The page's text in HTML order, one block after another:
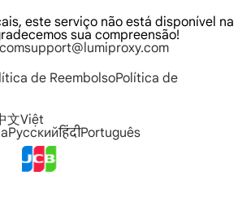
este serviço não está disponível na
sua compreensão!
support@lumiproxy.com
de ReembolsoPolítica de
文Việt
РусскийहिंदीPortuguês